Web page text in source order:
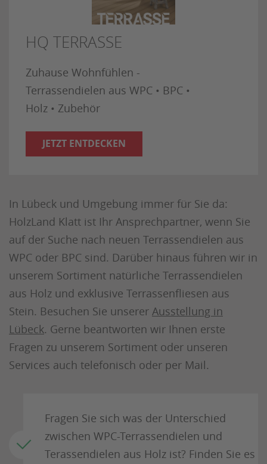
HQ TERRASSE
Zuhause Wohnfühlen -
Terrassendielen aus WPC • BPC •
Holz • Zubehör
JETZT ENTDECKEN
In Lübeck und Umgebung immer für Sie da:
HolzLand Klatt ist Ihr Ansprechpartner, wenn Sie
auf der Suche nach neuen Terrassendielen aus
WPC oder BPC sind. Darüber hinaus führen wir in
unserem Sortiment natürliche Terrassendielen
aus Holz und exklusive Terrassenfliesen aus
Stein. Besuchen Sie unserer Ausstellung in
Lübeck. Gerne beantworten wir Ihnen erste
Fragen zu unserem Sortiment oder unseren
Services auch telefonisch oder per Mail.
Fragen Sie sich was der Unterschied
zwischen WPC-Terrassendielen und
Terassendielen aus Holz ist? Finden Sie es